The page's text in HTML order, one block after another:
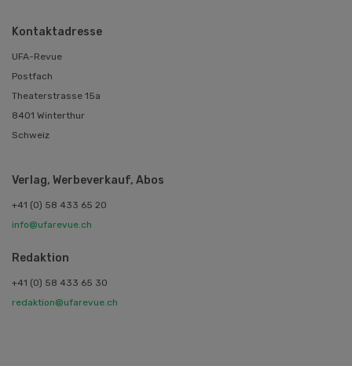
Kontaktadresse
UFA-Revue
Postfach
Theaterstrasse 15a
8401 Winterthur
Schweiz
Verlag, Werbeverkauf, Abos
+41 (0) 58 433 65 20
info@ufarevue.ch
Redaktion
+41 (0) 58 433 65 30
redaktion@ufarevue.ch